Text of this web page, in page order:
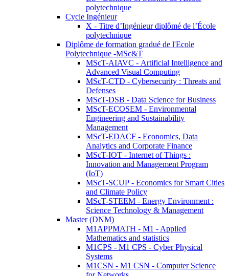
polytechnique
Cycle Ingénieur
X - Titre d’Ingénieur diplômé de l’École
polytechnique
Diplôme de formation gradué de l'Ecole
Polytechnique -MSc&T
MScT-AIAVC - Artificial Intelligence and
Advanced Visual Computing
MScT-CTD - Cybersecurity : Threats and
Defenses
MScT-DSB - Data Science for Business
MScT-ECOSEM - Environmental
Engineering and Sustainability
Management
MScT-EDACF - Economics, Data
Analytics and Corporate Finance
MScT-IOT - Internet of Things :
Innovation and Management Program
(IoT)
MScT-SCUP - Economics for Smart Cities
and Climate Policy
MScT-STEEM - Energy Environment :
Science Technology & Management
Master (DNM)
M1APPMATH - M1 - Applied
Mathematics and statistics
M1CPS - M1 CPS - Cyber Physical
Systems
M1CSN - M1 CSN - Computer Science